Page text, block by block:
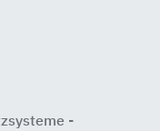
-